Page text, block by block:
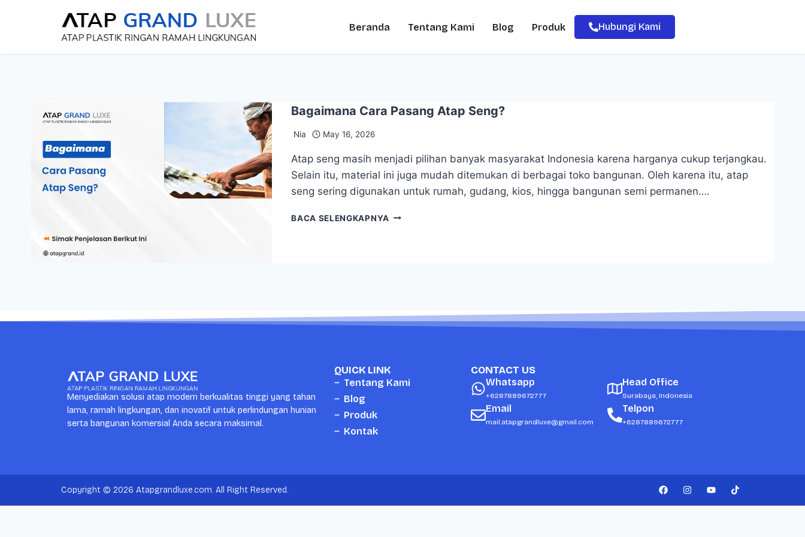
Beranda Tentang Kami Blog Produk Hubungi Kami
Bagaimana Cara Pasang Atap Seng?
Nia May 16, 2026
Atap seng masih menjadi pilihan banyak masyarakat Indonesia karena harganya cukup terjangkau.
Selain itu, material ini juga mudah ditemukan di berbagai toko bangunan. Oleh karena itu, atap
seng sering digunakan untuk rumah, gudang, kios, hingga bangunan semi permanen….
BACA SELENGKAPNYA
Menyediakan solusi atap modern berkualitas tinggi yang tahan
lama, ramah lingkungan, dan inovatif untuk perlindungan hunian
serta bangunan komersial Anda secara maksimal.
QUICK LINK
Tentang Kami
Blog
Produk
Kontak
CONTACT US
Email
mail.atapgrandluxe@gmail.com
Whatsapp
+6287889672777
Telpon
+6287889672777
Head Office
Surabaya, Indonesia
Copyright © 2026 Atapgrandluxe.com. All Right Reserved.